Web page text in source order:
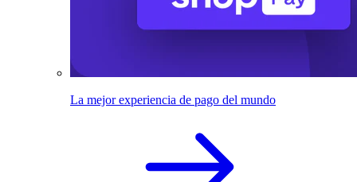
La mejor experiencia de pago del mundo